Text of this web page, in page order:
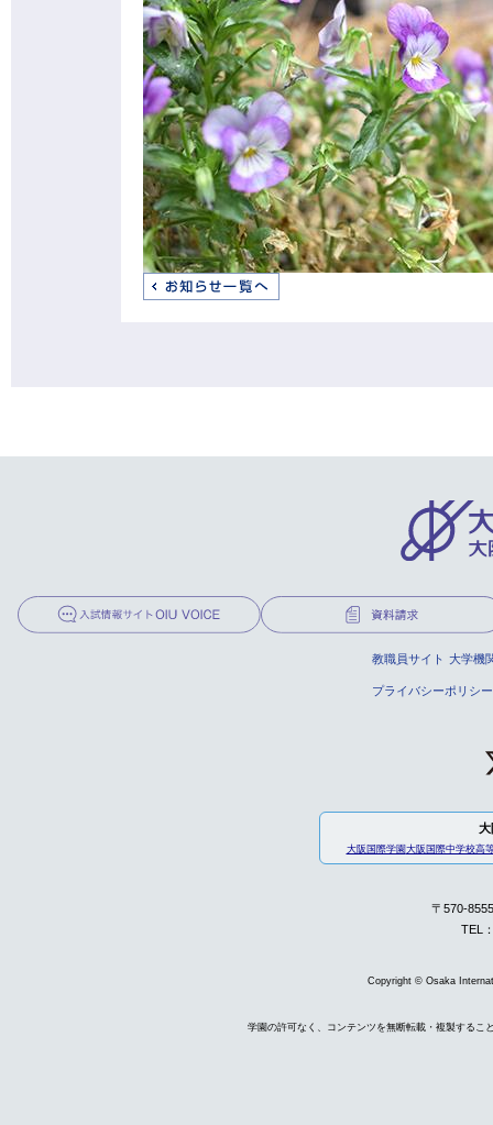
教職員サイト 大学機
プライバシーポリシー
大
大阪国際学園大阪国際中学校高
〒570-
TEL
Copyright © Osaka
学園の許可なく、コンテンツを無断転載・複製するこ